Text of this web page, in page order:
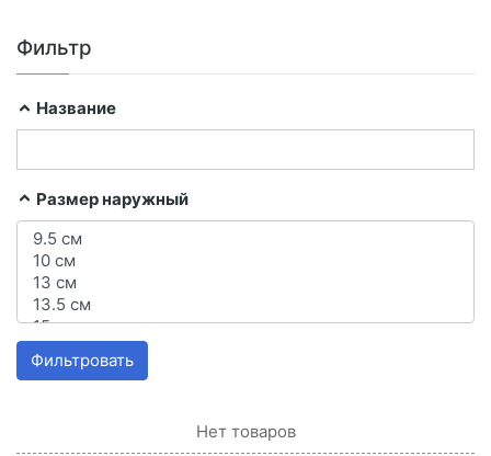
Фильтр
Название
Размер наружный
Фильтровать
Нет товаров